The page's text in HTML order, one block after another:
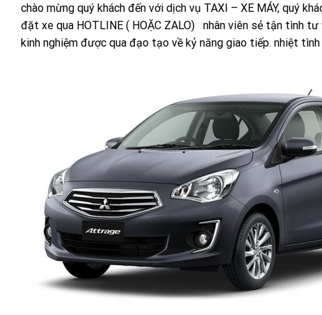
chào mừng quý khách đến với dịch vụ TAXI – XE MÁY, quý
đặt xe qua HOTLINE ( HOẶC ZALO) nhân viên sẻ tận tình
kinh nghiệm được qua đạo tạo về kỷ năng giao tiếp. nhiệt tình